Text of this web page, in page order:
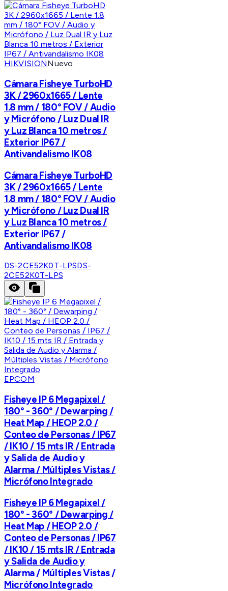
HIKVISIONNuevo
Cámara Fisheye TurboHD
3K / 2960x1665 / Lente
1.8 mm / 180° FOV / Audio
y Micrófono / Luz Dual IR
y Luz Blanca 10 metros /
Exterior IP67 /
Antivandalismo IK08
Cámara Fisheye TurboHD
3K / 2960x1665 / Lente
1.8 mm / 180° FOV / Audio
y Micrófono / Luz Dual IR
y Luz Blanca 10 metros /
Exterior IP67 /
Antivandalismo IK08
DS-2CE52K0T-LPSDS-
2CE52K0T-LPS
EPCOM
Fisheye IP 6 Megapixel /
180° - 360° / Dewarping /
Heat Map / HEOP 2.0 /
Conteo de Personas / IP67
/ IK10 / 15 mts IR / Entrada
y Salida de Audio y
Alarma / Múltiples Vistas /
Micrófono Integrado
Fisheye IP 6 Megapixel /
180° - 360° / Dewarping /
Heat Map / HEOP 2.0 /
Conteo de Personas / IP67
/ IK10 / 15 mts IR / Entrada
y Salida de Audio y
Alarma / Múltiples Vistas /
Micrófono Integrado